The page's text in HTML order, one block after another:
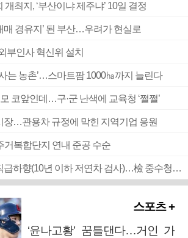
최지, ‘부산이냐 제주냐’ 10일 결정
매 경유지’ 된 부산…우려가 현실로
부인사 혁신위 설치
는 농촌’…스마트팜 1000㏊까지 늘린다
코앞인데…구·군 난색에 교육청 ‘쩔쩔’
장…관용차 규정에 막힌 지역기업 응원
거복합단지 연내 준공 수순
■ 검사 신분 버리고 직급하향(10년 이하 저연차 검사)…檢 중수청행 기피
스포츠 +
‘윤나고황’ 꿈틀댄다…거인 가